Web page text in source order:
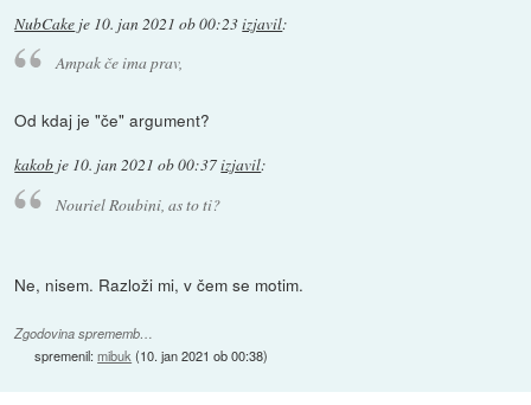
NubCake je 10. jan 2021 ob 00:23izjavil:
Ampak če ima prav,
Od kdaj je "če" argument?
kakob je 10. jan 2021 ob 00:37izjavil:
Nouriel Roubini, as to ti?
Ne, nisem. Razloži mi, v čem se motim.
Zgodovina sprememb…
spremenil:mibuk (10. jan 2021 ob 00:38)